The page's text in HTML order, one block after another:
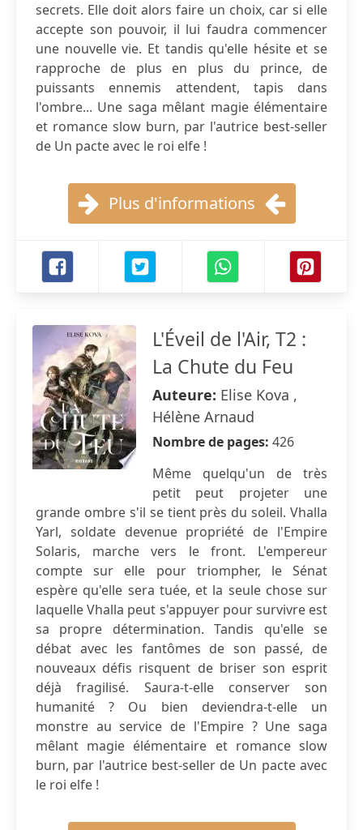
secrets. Elle doit alors faire un choix, car si elle
accepte son pouvoir, il lui faudra commencer
une nouvelle vie. Et tandis qu'elle hésite et se
rapproche de plus en plus du prince, de
puissants ennemis attendent, tapis dans
l'ombre... Une saga mêlant magie élémentaire
et romance slow burn, par l'autrice best-seller
de Un pacte avec le roi elfe !
Plus d'informations
L'Éveil de l'Air, T2 :
La Chute du Feu
Auteure: Elise Kova ,
Hélène Arnaud
Nombre de pages: 426
Même quelqu'un de très
petit peut projeter une
grande ombre s'il se tient près du soleil. Vhalla
Yarl, soldate devenue propriété de l'Empire
Solaris, marche vers le front. L'empereur
compte sur elle pour triompher, le Sénat
espère qu'elle sera tuée, et la seule chose sur
laquelle Vhalla peut s'appuyer pour survivre est
sa propre détermination. Tandis qu'elle se
débat avec les fantômes de son passé, de
nouveaux défis risquent de briser son esprit
déjà fragilisé. Saura-t-elle conserver son
humanité ? Ou bien deviendra-t-elle un
monstre au service de l'Empire ? Une saga
mêlant magie élémentaire et romance slow
burn, par l'autrice best-seller de Un pacte avec
le roi elfe !